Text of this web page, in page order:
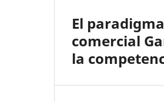
El
comercial
la